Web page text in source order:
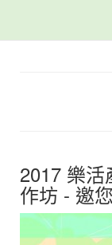
2017 樂
作坊 - 邀